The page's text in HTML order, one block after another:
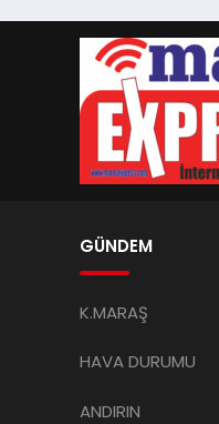
GÜNDEM
K.MARAŞ
HAVA DURUMU
ANDIRIN